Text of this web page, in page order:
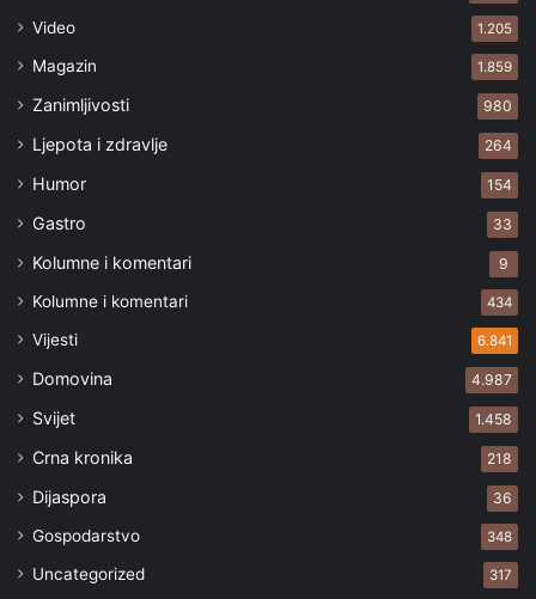
Video 1.205
Magazin 1.859
Zanimljivosti 980
Ljepota i zdravlje 264
Humor 154
Gastro 33
Kolumne i komentari 9
Kolumne i komentari 434
Vijesti 6.841
Domovina 4.987
Svijet 1.458
Crna kronika 218
Dijaspora 36
Gospodarstvo 348
Uncategorized 317